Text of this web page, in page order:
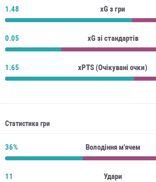
1.48 xG з гри
0.05 xG зі стандартів
1.65 xPTS (Очікувані очки)
Статистика гри
36% Володіння м'ячем
11 Удари